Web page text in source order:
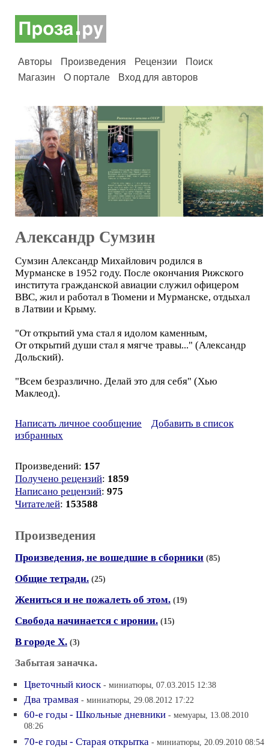
Авторы Произведения Рецензии
Поиск
Магазин
О портале Вход для авторов
Александр Сумзин
Сумзин Александр Михайлович родился в
Мурманске в 1952 году. После окончания Рижского
института гражданской авиации служил офицером
ВВС, жил и работал в Тюмени и Мурманске, отдыхал
в Латвии и Крыму.
"От открытий ума стал я идолом каменным,
От открытий души стал я мягче травы..." (Александр
Дольский).
"Всем безразлично. Делай это для себя" (Хью
Маклеод).
Написать личное сообщение
Добавить в список
избранных
Произведений: 157
Получено рецензий: 1859
Написано рецензий: 975
Читателей: 153588
Произведения
Произведения, не вошедшие в сборники (85)
Общие тетради. (25)
Жениться и не пожалеть об этом. (19)
Свобода начинается с иронии. (15)
В городе Х. (3)
Забытая заначка.
Цветочный киоск - миниатюры, 07.03.2015 12:38
Два трамвая - миниатюры, 29.08.2012 17:22
60-е годы - Школьные дневники - мемуары, 13.08.2010
08:26
70-е годы - Старая открытка - миниатюры, 20.09.2010 08:54